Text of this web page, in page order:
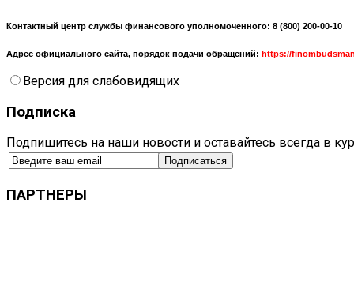
Контактный центр службы финансового уполномоченного: 8 (800) 200-00-10
Адрес официального сайта, порядок подачи обращений: https://
Версия для слабовидящих
Подписка
Подпишитесь на наши новости и оставайтесь всегда в
ПАРТНЕРЫ